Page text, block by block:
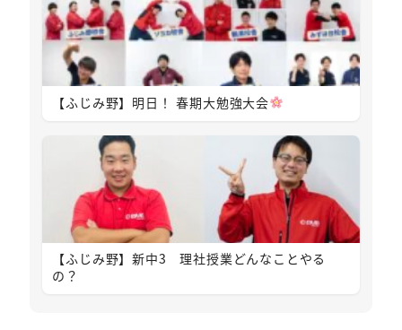
【ふじみ野】明日！ 春期大勉強大会
【ふじみ野】新中3 理社授業どんなことやる
の？